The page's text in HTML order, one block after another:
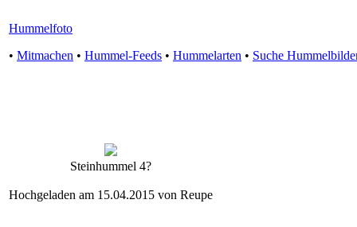
Hummelfoto
• Mitmachen • Hummel-Feeds • Hummelarten • Suche
Steinhummel 4?
Hochgeladen am 15.04.2015 von Reupe